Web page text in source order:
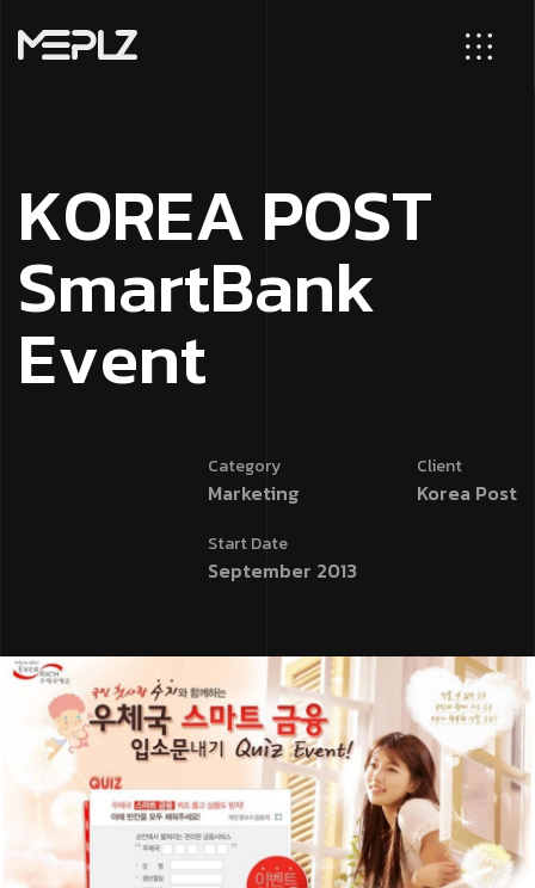
KOREA POST
SmartBank
Event
Category
Marketing
Client
Korea Post
Start Date
September 2013